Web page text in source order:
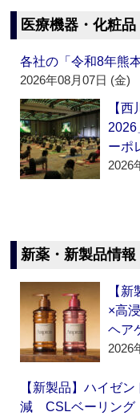
医療機器・化粧品
各社の「令和8年熊
2026年08月07日 (金)
【
2026
ーポ
2026
新薬・新製品情報
【
×高
ヘア
2026
【新製品】ハイゼ
減 CSLベーリング